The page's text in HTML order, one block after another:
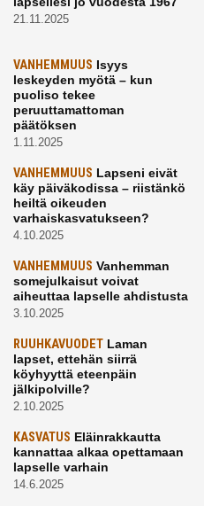
21.11.2025
VANHEMMUUS Isyys
leskeyden myötä – kun
puoliso tekee
peruuttamattoman
päätöksen
1.11.2025
VANHEMMUUS Lapseni eivät
käy päiväkodissa – riistänkö
heiltä oikeuden
varhaiskasvatukseen?
4.10.2025
VANHEMMUUS Vanhemman
somejulkaisut voivat
aiheuttaa lapselle ahdistusta
3.10.2025
RUUHKAVUODET Laman
lapset, ettehän siirrä
köyhyyttä eteenpäin
jälkipolville?
2.10.2025
KASVATUS Eläinrakkautta
kannattaa alkaa opettamaan
lapselle varhain
14.6.2025